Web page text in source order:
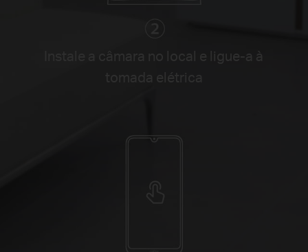
Instale a câmara no local e ligue-a à